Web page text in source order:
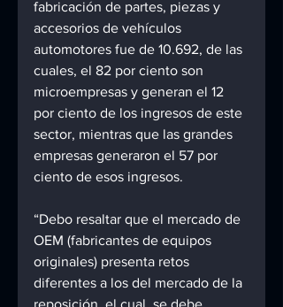
fabricación de partes, piezas y
accesorios de vehículos
automotores fue de 10.692, de las
cuales, el 82 por ciento son
microempresas y generan el 12
por ciento de los ingresos de este
sector, mientras que las grandes
empresas generaron el 57 por
ciento de esos ingresos.
“Debo resaltar que el mercado de
OEM (fabricantes de equipos
originales) presenta retos
diferentes a los del mercado de la
reposición, el cual, se debe